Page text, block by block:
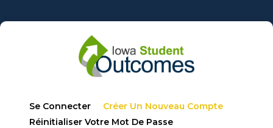
au
Onglets
principaux
Se Connecter Créer Un Nouveau Compte
Réinitialiser Votre Mot De Passe